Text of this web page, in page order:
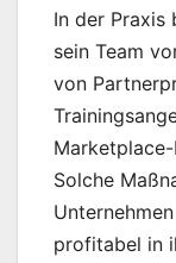
In der Praxis
sein Team
von
Solche
profitabel in